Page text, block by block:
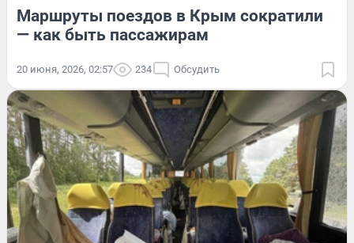
Маршруты поездов в Крым сократили
— как быть пассажирам
20 июня, 2026, 02:57 234 Обсудить